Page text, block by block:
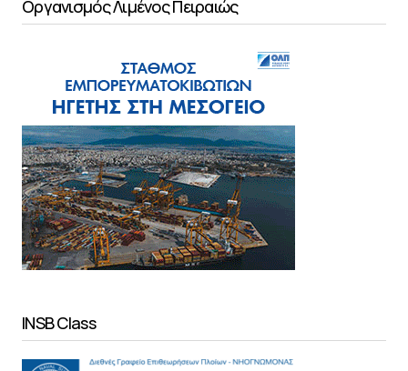
Οργανισμός Λιμένος Πειραιώς
INSB Class